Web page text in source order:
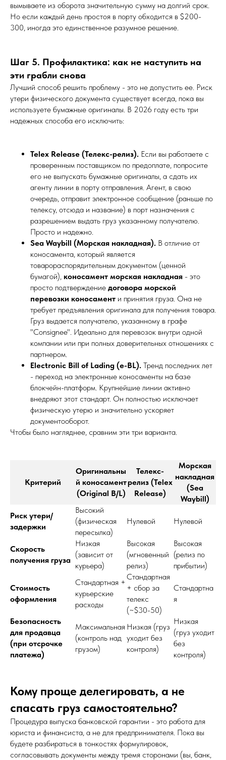
вымываете из оборота значительную сумму на долгий срок.
Но если каждый день простоя в порту обходится в $200-
300, иногда это единственное разумное решение.
Шаг 5. Профилактика: как не наступить на
эти грабли снова
Лучший способ решить проблему - это не допустить ее. Риск
утери физического документа существует всегда, пока вы
используете бумажные оригиналы. В 2026 году есть три
надежных способа его исключить:
Telex Release (Телекс-релиз). Если вы работаете с
проверенным поставщиком по предоплате, попросите
его не выпускать бумажные оригиналы, а сдать их
агенту линии в порту отправления. Агент, в свою
очередь, отправит электронное сообщение (раньше по
телексу, отсюда и название) в порт назначения с
разрешением выдать груз указанному получателю.
Просто и надежно.
Sea Waybill (Морская накладная). В отличие от
коносамента, который является
товарораспорядительным документом (ценной
бумагой), коносамент морская накладная - это
просто подтверждение договора морской
перевозки коносамент и принятия груза. Она не
требует предъявления оригинала для получения товара.
Груз выдается получателю, указанному в графе
"Consignee". Идеально для перевозок внутри одной
компании или при полных доверительных отношениях с
партнером.
Electronic Bill of Lading (e-BL). Тренд последних лет
- переход на электронные коносаменты на базе
блокчейн-платформ. Крупнейшие линии активно
внедряют этот стандарт. Он полностью исключает
физическую утерю и значительно ускоряет
документооборот.
Чтобы было нагляднее, сравним эти три варианта.
Критерий
Оригинальны
й коносамент
(Original B/L)
Телекс-
релиз (Telex
Release)
Морская
накладная
(Sea
Waybill)
Риск утери/
задержки
Высокий
(физическая
пересылка)
Нулевой Нулевой
Скорость
получения груза
Низкая
(зависит от
курьера)
Высокая
(мгновенный
релиз)
Высокая
(релиз по
прибытии)
Стоимость
оформления
Стандартная +
курьерские
расходы
Стандартная
+ сбор за
телекс
(~$30-50)
Стандартна
я
Безопасность
для продавца
(при отсрочке
платежа)
Максимальная
(контроль над
грузом)
Низкая (груз
уходит без
контроля)
Низкая
(груз уходит
без
контроля)
Кому проще делегировать, а не
спасать груз самостоятельно?
Процедура выпуска банковской гарантии - это работа для
юриста и финансиста, а не для предпринимателя. Пока вы
будете разбираться в тонкостях формулировок,
согласовывать документы между тремя сторонами (вы, банк,